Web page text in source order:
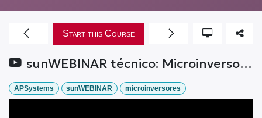
sunWEBINAR técnico: Microinversores APSystems
Start this Course
APSystems sunWEBINAR microinversores